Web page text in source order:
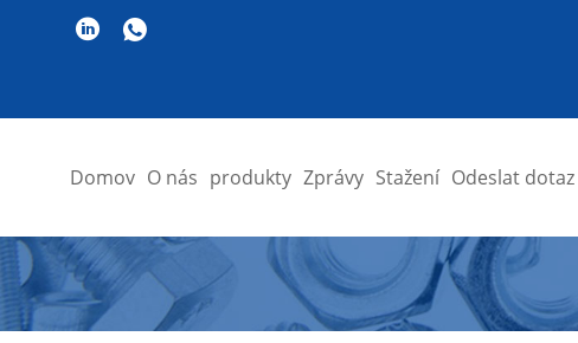
Domov O nás produkty Zprávy Stažení Odeslat dotaz